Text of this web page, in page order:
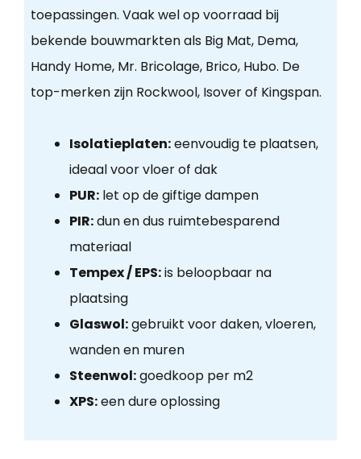
toepassingen. Vaak wel op voorraad bij
bekende bouwmarkten als Big Mat, Dema,
Handy Home, Mr. Bricolage, Brico, Hubo. De
top-merken zijn Rockwool, Isover of Kingspan.
Isolatieplaten:eenvoudig te plaatsen,
ideaal voor vloer of dak
PUR:let op de giftige dampen
PIR:dun en dus ruimtebesparend
materiaal
Tempex / EPS:is beloopbaar na
plaatsing
Glaswol:gebruikt voor daken, vloeren,
wanden en muren
Steenwol:goedkoop per m2
XPS:een dure oplossing